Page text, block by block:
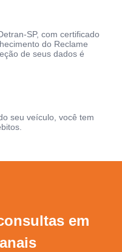
SP, com certificado
do Reclame
de seus dados é
seu veículo, você tem
em